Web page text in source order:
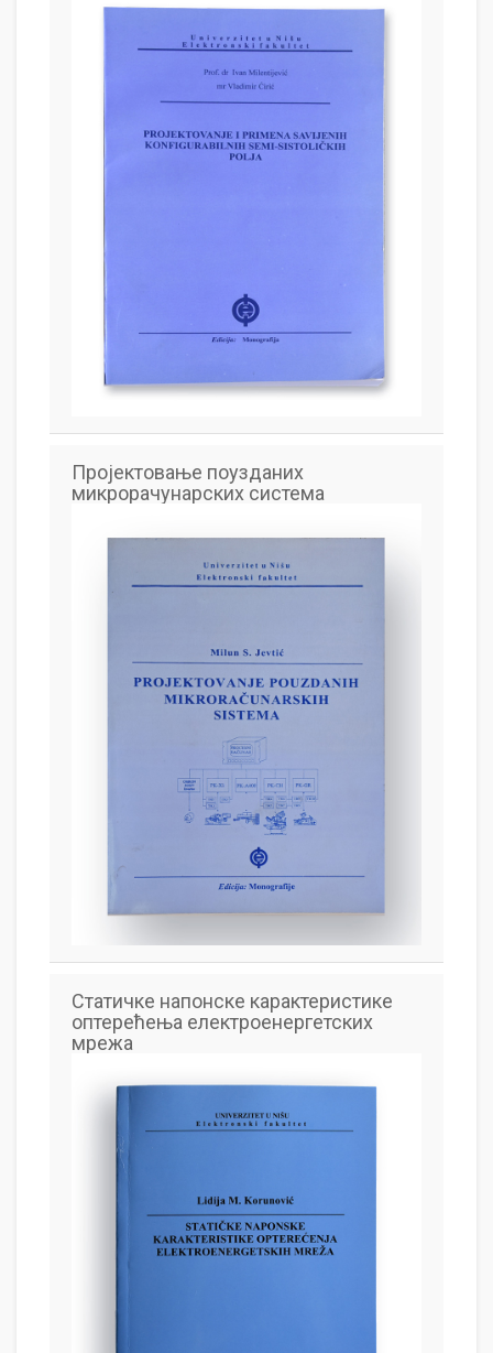
Пројектовање поузданих
микрорачунарских система
Статичке напонске карактеристике
оптерећења електроенергетских
мрежа